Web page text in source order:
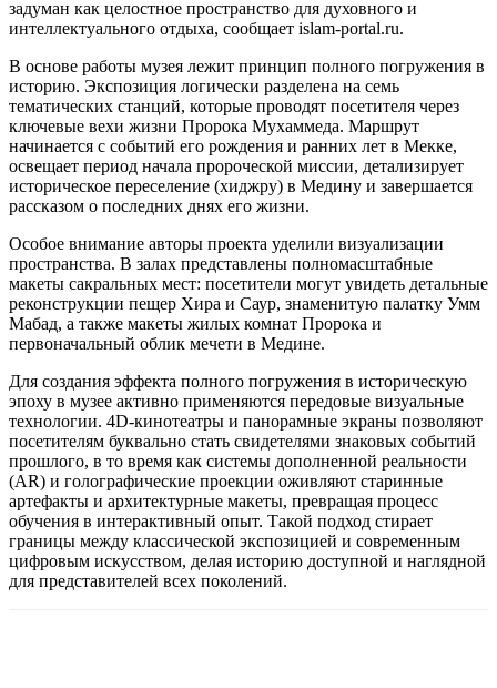
задуман как целостное пространство для духовного и
интеллектуального отдыха, сообщает islam-portal.ru.
В основе работы музея лежит принцип полного погружения в
историю. Экспозиция логически разделена на семь
тематических станций, которые проводят посетителя через
ключевые вехи жизни Пророка Мухаммеда. Маршрут
начинается с событий его рождения и ранних лет в Мекке,
освещает период начала пророческой миссии, детализирует
историческое переселение (хиджру) в Медину и завершается
рассказом о последних днях его жизни.
Особое внимание авторы проекта уделили визуализации
пространства. В залах представлены полномасштабные
макеты сакральных мест: посетители могут увидеть детальные
реконструкции пещер Хира и Саур, знаменитую палатку Умм
Мабад, а также макеты жилых комнат Пророка и
первоначальный облик мечети в Медине.
Для создания эффекта полного погружения в историческую
эпоху в музее активно применяются передовые визуальные
технологии. 4D-кинотеатры и панорамные экраны позволяют
посетителям буквально стать свидетелями знаковых событий
прошлого, в то время как системы дополненной реальности
(AR) и голографические проекции оживляют старинные
артефакты и архитектурные макеты, превращая процесс
обучения в интерактивный опыт. Такой подход стирает
границы между классической экспозицией и современным
цифровым искусством, делая историю доступной и наглядной
для представителей всех поколений.